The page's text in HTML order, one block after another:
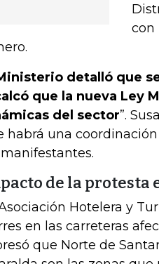
con
detalló que
que la nueva Ley
del sector”.
habrá una
manifestantes.
de la protesta
Hotelera y
en las carreteras
que Norte de